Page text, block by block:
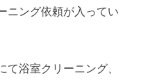
ニング依頼が入ってい
浴室クリーニング、